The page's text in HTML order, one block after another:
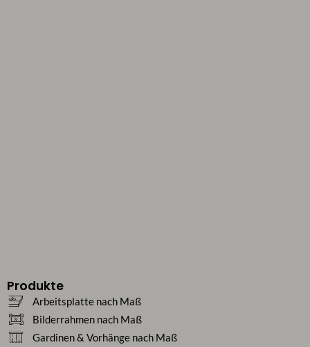
Produkte
Arbeitsplatte nach Maß
Bilderrahmen nach Maß
Gardinen & Vorhänge nach Maß